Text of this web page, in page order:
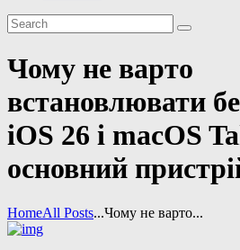
Чому не варто
встановлювати
iOS 26 і macOS
основний
HomeAll Posts...Чому не варто...